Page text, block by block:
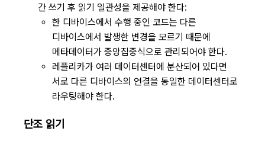
간 쓰기 후 읽기 일관성을 제공해야 한다:
한 디바이스에서 수행 중인 코드는 다른
디바이스에서 발생한 변경을 모르기 때문에
메타데이터가 중앙집중식으로 관리되어야 한다.
레플리카가 여러 데이터센터에 분산되어 있다면
서로 다른 디바이스의 연결을 동일한 데이터센터로
라우팅해야 한다.
단조 읽기